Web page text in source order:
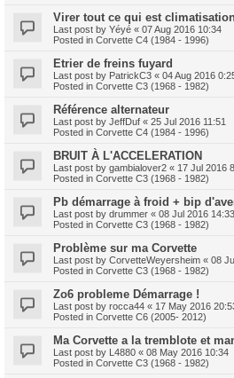
Virer tout ce qui est
Last post by Yéyé « 07 Aug 2016 10:34
Posted in Corvette C4 (1984 - 1996)
Etrier de freins fuyard
Last post by PatrickC3 « 04 Aug 2016
Posted in Corvette C3 (1968 - 1982)
Référence alternateur
Last post by JeffDuf « 25 Jul 2016 11:51
Posted in Corvette C4 (1984 - 1996)
BRUIT À L'ACCELERATION
Last post by gambialover2 « 17 Jul 2016
Posted in Corvette C3 (1968 - 1982)
Pb démarrage à froid + bip
Last post by drummer « 08 Jul 2016 14:33
Posted in Corvette C3 (1968 - 1982)
Problème sur ma Corvette
Last post by CorvetteWeyersheim « 08
Posted in Corvette C3 (1968 - 1982)
Zo6 probleme Démarrage !
Last post by rocca44 « 17 May 2016
Posted in Corvette C6 (2005- 2012)
Ma Corvette a la tremblote et
Last post by L4880 « 08 May 2016 10:34
Posted in Corvette C3 (1968 - 1982)